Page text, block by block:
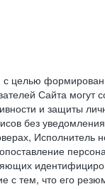
целью
Сайта могут
и защиты
без
Исполнитель
с тем, что его